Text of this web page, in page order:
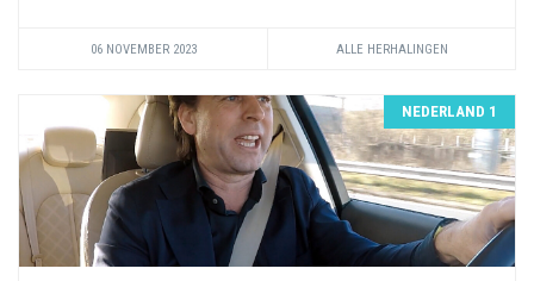
06 NOVEMBER 2023 ALLE HERHALINGEN
NEDERLAND 1